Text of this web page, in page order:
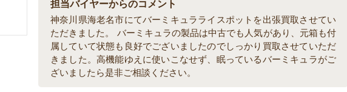
担当バイヤーからのコメント
神奈川県海老名市にてバーミキュラライスポットを出張買取させてい
ただきました。 バーミキュラの製品は中古でも人気があり、元箱も付
属していて状態も良好でございましたのでしっかり買取させていただ
きました。高機能ゆえに使いこなせず、眠っているバーミキュラがご
ざいましたら是非ご相談ください。